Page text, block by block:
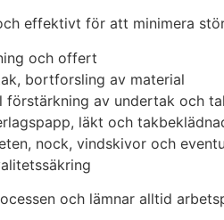
effektivt för att minimera
och offert
bortforsling av material
förstärkning av undertak och
läkt och
nock, vindskivor och
och lämnar alltid